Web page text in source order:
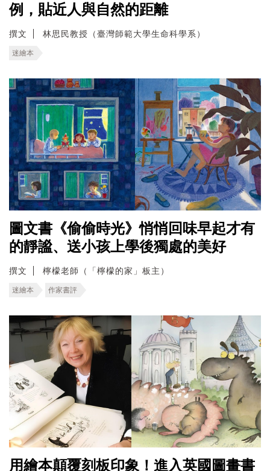
例，貼近人與自然的距離
撰文 林思民教授（臺灣師範大學生命科學系）
迷繪本
圖文書《偷偷時光》悄悄回味早起才有
的靜謐、送小孩上學後獨處的美好
撰文 檸檬老師（「檸檬的家」板主）
迷繪本 作家書評
用繪本顛覆刻板印象！進入英國圖畫書